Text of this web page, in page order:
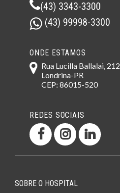
(43) 3343-3300
(43) 99998-3300
ONDE ESTAMOS
Rua Lucilla Ballalai, 212
Londrina-PR
CEP: 86015-520
REDES SOCIAIS
SOBRE O HOSPITAL